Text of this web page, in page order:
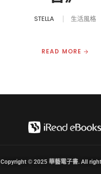
STELLA 生活風格
READ MORE
Copyright © 2025 華藝電子書. All